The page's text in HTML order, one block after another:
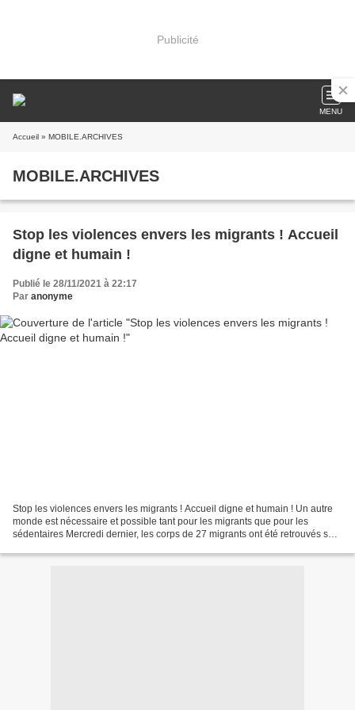
Publicité
MENU
Accueil » MOBILE.ARCHIVES
MOBILE.ARCHIVES
Stop les violences envers les migrants ! Accueil
digne et humain !
Publié le 28/11/2021 à 22:17
Par anonyme
Stop les violences envers les migrants ! Accueil digne et humain ! Un autre
monde est nécessaire et possible tant pour les migrants que pour les
sédentaires Mercredi dernier, les corps de 27 migrants ont été retrouvés sur